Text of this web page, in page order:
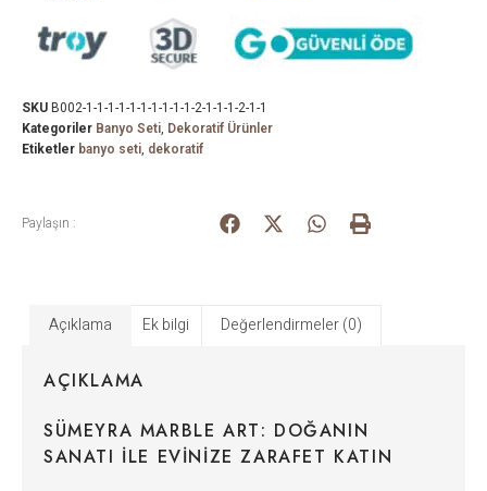
SKU B002-1-1-1-1-1-1-1-1-1-1-2-1-1-1-2-1-1
Kategoriler Banyo Seti Dekoratif Ürünler
Etiketler banyo seti dekoratif
Paylaşın :
Açıklama Ek bilgi Değerlendirmeler (0)
AÇIKLAMA
SÜMEYRA MARBLE ART: DOĞANIN
SANATI ILE EVINIZE ZARAFET KATIN